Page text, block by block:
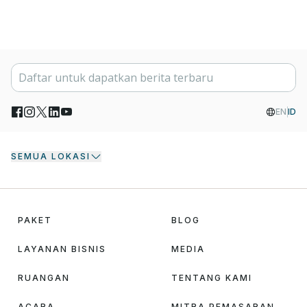
EN ID
SEMUA LOKASI
PAKET
LAYANAN BISNIS
RUANGAN
BLOG
MEDIA
TENTANG KAMI